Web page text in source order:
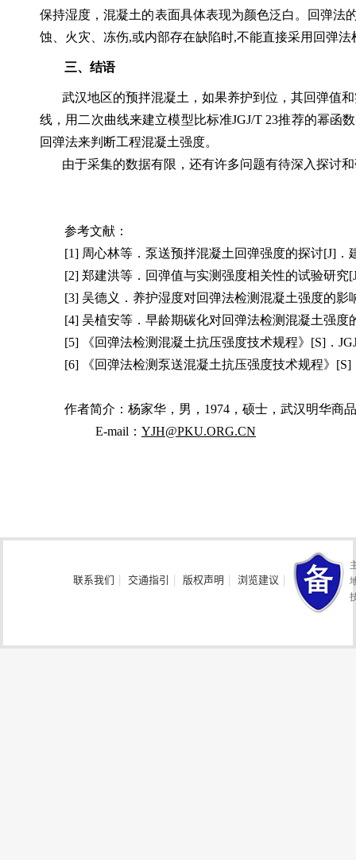
保持湿度，混凝土的表面具体表现为颜色泛白。回弹法
蚀、火灾、冻伤,或内部存在缺陷时,不能直接采用回弹法
三、结语
武汉地区的预拌混凝土，如果养护到位，其回弹值
线，用二次曲线来建立模型比标准JGJ/T 23推荐的幂函
回弹法来判断工程混凝土强度。
由于采集的数据有限，还有许多问题有待深入探讨
参考文献：
[1] 周心林等 ．泵送预拌混凝土回弹强度的探讨[J] ．
[2]郑建洪等 ． 回弹值与实测强度相关性的试验研究
[3]吴德义 ． 养护湿度对回弹法检测混凝土强度的影
[4]吴植安等 ．早龄期碳化对回弹法检测混凝土强度
[5]
《回弹法检测混凝土抗压强度技术规程》 [S] ．
[6]
《回弹法检测泵送混凝土抗压强度技术规程》 [S]
作者简介：杨家华，男， 1974 ，硕士，武汉明华商
E-mail ： YJH@PKU.ORG.CN
联系我们 | 交通指引 | 版权声明 | 浏览建议 |